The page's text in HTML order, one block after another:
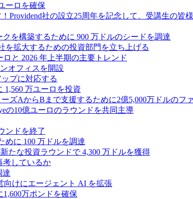
ーロを確保
Providend社の設立25周年を記念して、受講生の皆
を構築するために 900 万ドルのシードを調達
を拡大するための投資部門を立ち上げる
と 2026 年上半期の主要トレンド
オフィスを開設
プに対応する
1,560 万ユーロを投資
ズAからBまで支援するために2億5,000万ドルのフ
の10億ユーロのラウンドを共同主導
ンドを終了
めに 100 万ドルを調達
たな投資ラウンドで 4,300 万ドルを獲得
考しているか
達
向けにエージェント AI を拡張
万ポンドを確保